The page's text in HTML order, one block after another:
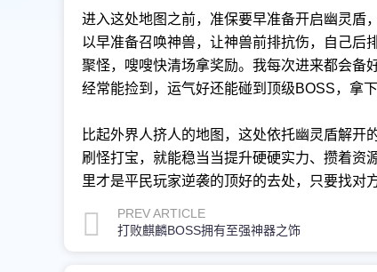
进入这处地图之前，准保要早准备开启幽灵盾
以早准备召唤神兽，让神兽前排抗伤，自己后
聚怪，嗖嗖快清场拿奖励。我每次进来都会备
经常能捡到，运气好还能碰到顶级BOSS，拿
比起外界人挤人的地图，这处依托幽灵盾解
刷怪打宝，就能稳当当提升硬硬实力、攒着资
里才是平民玩家逆袭的顶好的去处，只要找对
PREV ARTICLE
打败麒麟BOSS拥有至强神器之饰